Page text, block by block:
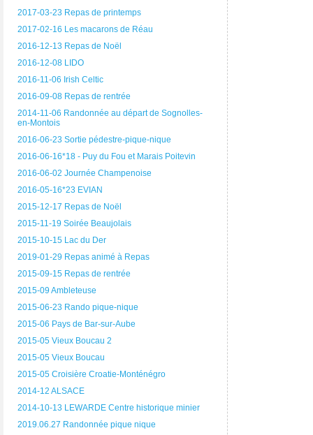
2017-03-23 Repas de printemps
2017-02-16 Les macarons de Réau
2016-12-13 Repas de Noël
2016-12-08 LIDO
2016-11-06 Irish Celtic
2016-09-08 Repas de rentrée
2014-11-06 Randonnée au départ de Sognolles-
en-Montois
2016-06-23 Sortie pédestre-pique-nique
2016-06-16*18 - Puy du Fou et Marais Poitevin
2016-06-02 Journée Champenoise
2016-05-16*23 EVIAN
2015-12-17 Repas de Noël
2015-11-19 Soirée Beaujolais
2015-10-15 Lac du Der
2019-01-29 Repas animé à Repas
2015-09-15 Repas de rentrée
2015-09 Ambleteuse
2015-06-23 Rando pique-nique
2015-06 Pays de Bar-sur-Aube
2015-05 Vieux Boucau 2
2015-05 Vieux Boucau
2015-05 Croisière Croatie-Monténégro
2014-12 ALSACE
2014-10-13 LEWARDE Centre historique minier
2019.06.27 Randonnée pique nique